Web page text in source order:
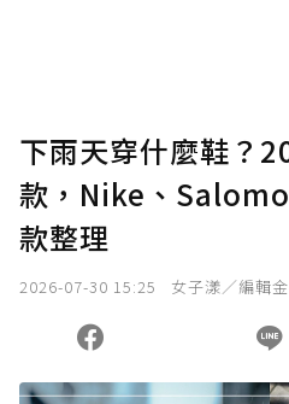
下雨天穿什麼鞋？
款，Nike、
款整理
2026-07-30 15:25 女子漾／編輯